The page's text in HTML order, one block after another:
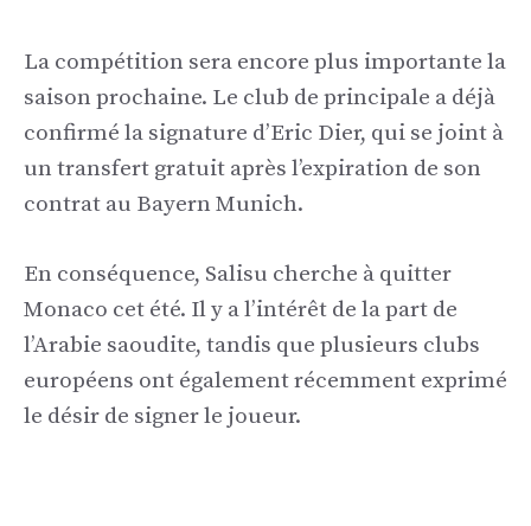
La compétition sera encore plus importante la
saison prochaine. Le club de principale a déjà
confirmé la signature d’Eric Dier, qui se joint à
un transfert gratuit après l’expiration de son
contrat au Bayern Munich.
En conséquence, Salisu cherche à quitter
Monaco cet été. Il y a l’intérêt de la part de
l’Arabie saoudite, tandis que plusieurs clubs
européens ont également récemment exprimé
le désir de signer le joueur.